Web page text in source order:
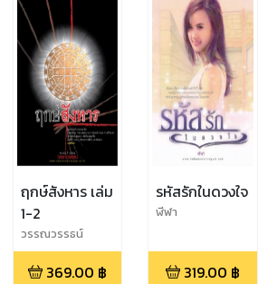
ฤกษ์สังหาร เล่ม
1-2
วรรณวรรธน์
369.00 ฿
รหัสรักในดวงใจ
ฬีฬา
319.00 ฿